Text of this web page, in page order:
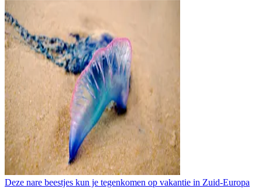
Deze nare beestjes kun je tegenkomen op vakantie in Zuid-Europa